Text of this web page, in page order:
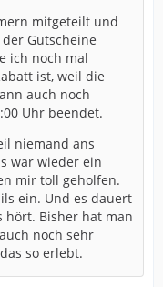
mitgeteilt und
Gutscheine
ich noch mal
ist, weil die
auch noch
Uhr beendet.
niemand ans
war wieder ein
mir toll geholfen.
ein. Und es dauert
hört. Bisher hat man
noch sehr
so erlebt.